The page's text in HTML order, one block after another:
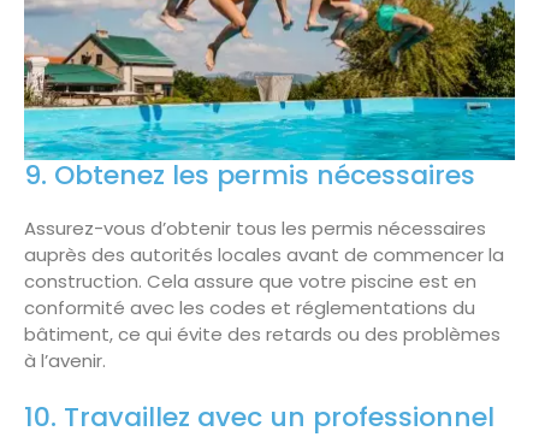
9. Obtenez les permis nécessaires
Assurez-vous d’obtenir tous les permis nécessaires
auprès des autorités locales avant de commencer la
construction. Cela assure que votre piscine est en
conformité avec les codes et réglementations du
bâtiment, ce qui évite des retards ou des problèmes
à l’avenir.
10. Travaillez avec un professionnel